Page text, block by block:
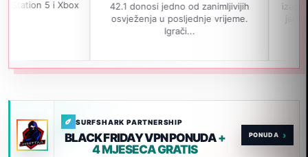
42.1 donosi jedno od zanimljivijih
osvježenja u posljednje vrijeme.
izađe 19. novembra 2026.
jedan važan insajder tvrdi
SURFSHARK PARTNERSHIP
BLACK FRIDAY VPN PONUDA+
4 MJESECA GRATIS
›